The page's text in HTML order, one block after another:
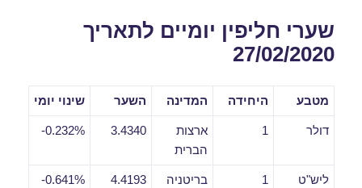
שערי חליפין יומיים לתאריך
27/02/2020
מטבע היחידה המדינה השער שינוי יומי
דולר 1
ארצות
הברית
3.4340
0.232%-
ליש"ט 1 בריטניה 4.4193
0.641%-